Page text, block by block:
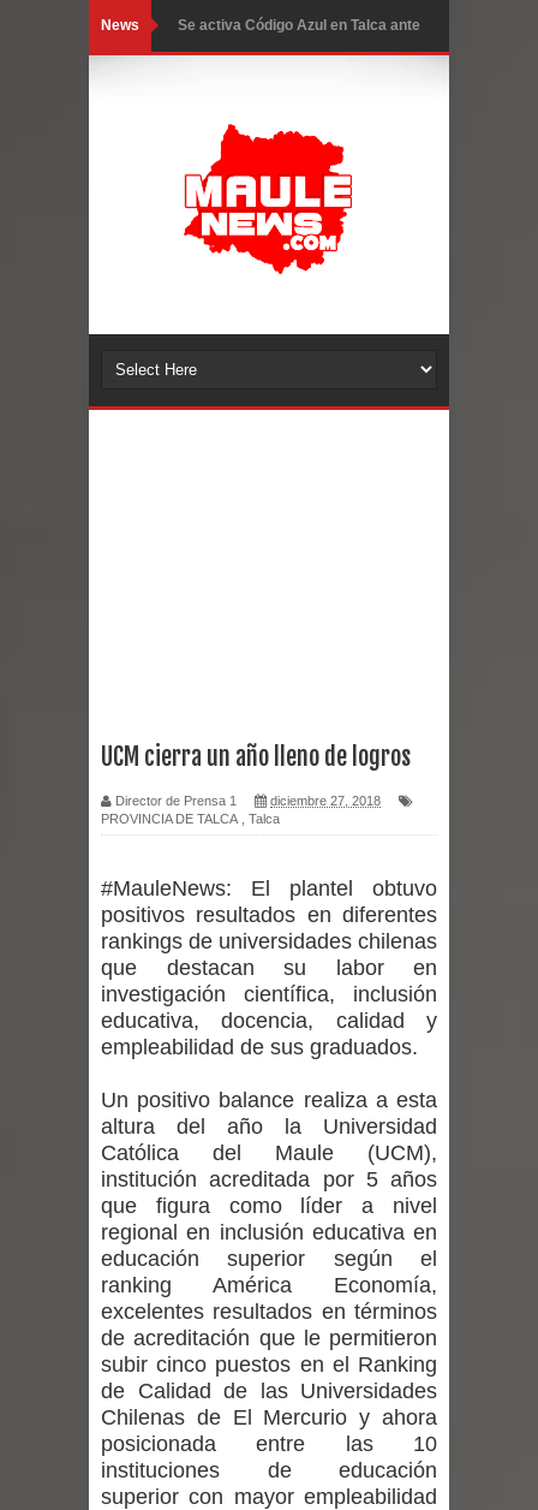
News Se activa Código Azul en Talca ante
GORE Maule figura tercero a nivel
nacional en gasto por viajes y
traslados con $133 millones
Dos internos intentaron escapar por
Temporal obliga a cerrar
2026 en Talca
Alerta por hantavirus: expertos piden
reforzar medidas y consulta oportuna
Matrimonios Linarenses Celebraron
Bodas de Oro
Curicó desarrollará jornada de
vacunación contra la Influenza y otros
virus respiratorios
Empedrado desarrolló con éxito el
desafío guerreros 2026
Banda linarense Los Remembers
regresa de Brasil tras impulsar un
intercambio musical y pedagógico
UCM cierra un año lleno de logros
Director de Prensa 1
diciembre 27, 2018
PROVINCIA DE TALCA
Talca
#MauleNews: El plantel obtuvo
positivos resultados en diferentes
rankings de universidades chilenas
que destacan su labor en
investigación científica, inclusión
educativa, docencia, calidad y
empleabilidad de sus graduados.
Un positivo balance realiza a esta
altura del año la Universidad
Católica del Maule (UCM),
institución acreditada por 5 años
que figura como líder a nivel
regional en inclusión educativa en
educación superior según el
ranking América Economía,
excelentes resultados en términos
de acreditación que le permitieron
subir cinco puestos en el Ranking
de Calidad de las Universidades
Chilenas de El Mercurio y ahora
posicionada entre las 10
instituciones de educación
superior con mayor empleabilidad